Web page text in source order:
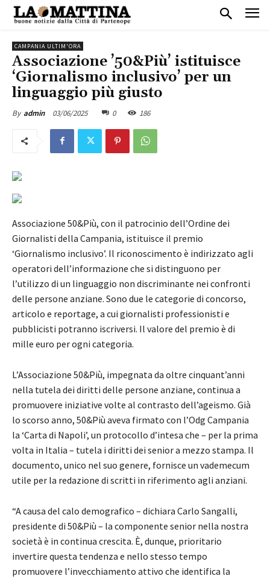
CAMPANIA ULTIM'ORA
Associazione ’50&Più’ istituisce
‘Giornalismo inclusivo’ per un
linguaggio più giusto
By admin 03/06/2025 0 186
Associazione 50&Più, con il patrocinio dell’Ordine dei
Giornalisti della Campania, istituisce il premio
‘Giornalismo inclusivo’. Il riconoscimento è indirizzato agli
operatori dell’informazione che si distinguono per
l’utilizzo di un linguaggio non discriminante nei confronti
delle persone anziane. Sono due le categorie di concorso,
articolo e reportage, a cui giornalisti professionisti e
pubblicisti potranno iscriversi. Il valore del premio è di
mille euro per ogni categoria.
L’Associazione 50&Più, impegnata da oltre cinquant’anni
nella tutela dei diritti delle persone anziane, continua a
promuovere iniziative volte al contrasto dell’ageismo. Già
lo scorso anno, 50&Più aveva firmato con l’Odg Campania
la ‘Carta di Napoli’, un protocollo d’intesa che – per la prima
volta in Italia – tutela i diritti dei senior a mezzo stampa. Il
documento, unico nel suo genere, fornisce un vademecum
utile per la redazione di scritti in riferimento agli anziani.
“A causa del calo demografico – dichiara Carlo Sangalli,
presidente di 50&Più – la componente senior nella nostra
società è in continua crescita. È, dunque, prioritario
invertire questa tendenza e nello stesso tempo
promuovere l’invecchiamento attivo che identifica la